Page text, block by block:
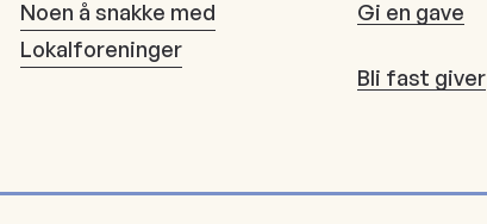
Noen å snakke med
Lokalforeninger
Gi en gave
Bli fast giver